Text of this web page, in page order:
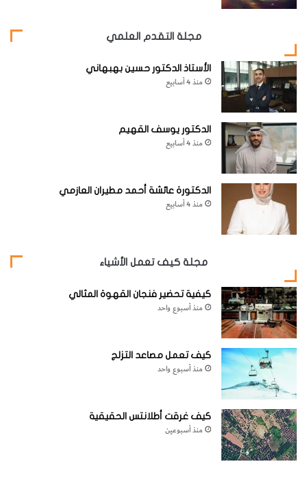
مجلة التقدم العلمي
الأستاذ الدكتور حسين بهبهاني
منذ 4 أسابيع
الدكتور يوسف القهيم
منذ 4 أسابيع
الدكتورة عائشة أحمد مطيران العازمي
منذ 4 أسابيع
مجلة كيف تعمل الأشياء
كيفية تحضير فنجان القهوة المثالي
منذ أسبوع واحد
كيف تعمل مصاعد التزلج
منذ أسبوع واحد
كيف غرقت أطلانتس الحقيقية
منذ أسبوعين